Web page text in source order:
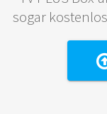
sogar